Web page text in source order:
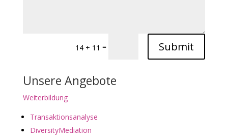
14 + 11 = Submit
Unsere Angebote
Weiterbildung
Transaktionsanalyse
DiversityMediation